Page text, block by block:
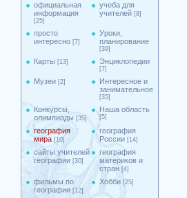
официальная
информация
[25]
учеба для
учителей [8]
просто
интересно [7]
Уроки,
планирование
[39]
Карты [13] Энциклопедии
[7]
Музеи [2]
Интересное и
занимательное
[35]
Конкурсы,
олимпиады [35]
Наша область
[5]
география
мира [10]
география
России [14]
сайты учителей
географии [30]
география
материков и
стран [4]
фильмы по
географии [12]
Хобби [25]